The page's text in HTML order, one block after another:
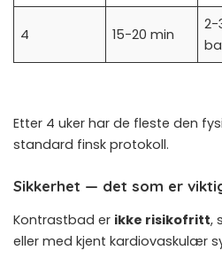
4 15-20 min
2-
Etter 4 uker har de fleste den
standard finsk protokoll.
Sikkerhet — det som er
Kontrastbad er ikke risikofritt,
eller med kjent kardiovaskulær